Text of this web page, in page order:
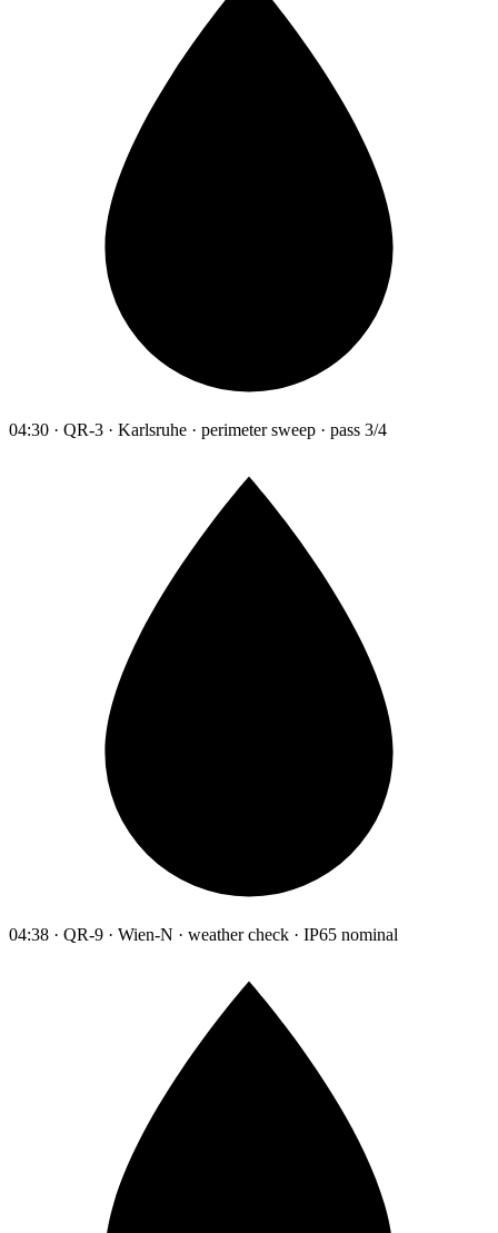
04:30 · QR-3 · Karlsruhe · perimeter sweep · pass 3/4
04:38 · QR-9 · Wien-N · weather check · IP65 nominal